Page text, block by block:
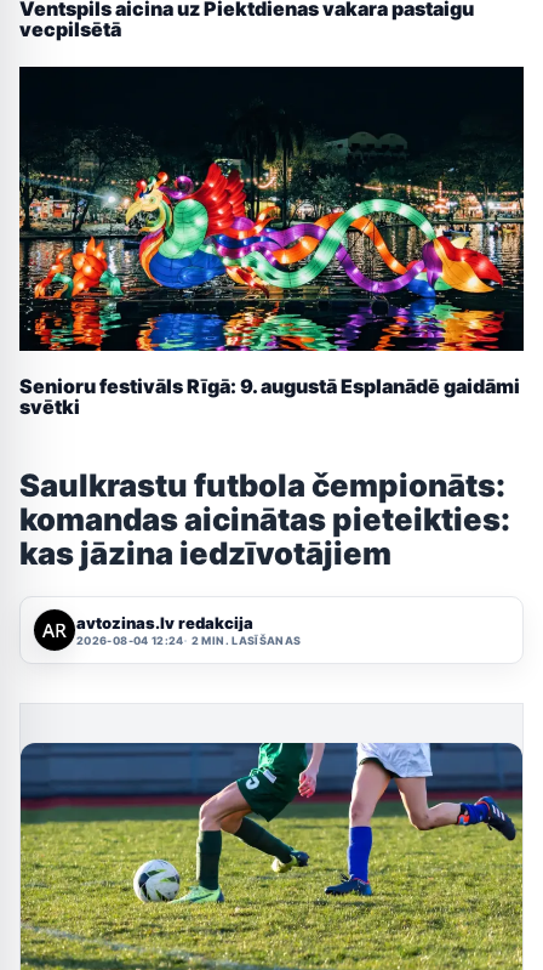
Ventspils aicina uz Piektdienas vakara pastaigu
vecpilsētā
Senioru festivāls Rīgā: 9. augustā Esplanādē gaidāmi
svētki
Saulkrastu futbola čempionāts:
komandas aicinātas pieteikties:
kas jāzina iedzīvotājiem
avtozinas.lv redakcija
2026-08-04 12:24 2 MIN. LASĪŠANAS